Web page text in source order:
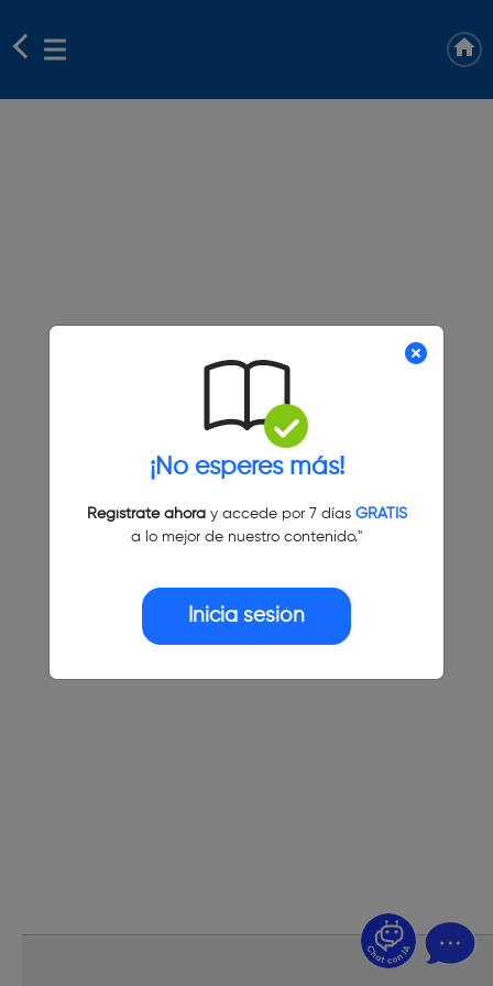
¡No esperes más!
Regístrate ahoray accede por 7 días GRATIS
a lo mejor de nuestro contenido."
Inicia sesión